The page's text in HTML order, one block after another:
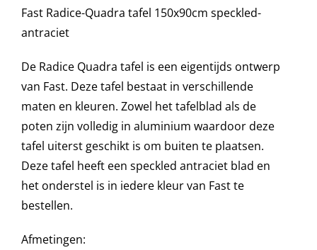
Onderhoud
Accessoires en Kado
Onze merken
Fast Radice-Quadra tafel 150x90cm speckled-
antraciet
De Radice Quadra tafel is een eigentijds ontwerp
van Fast. Deze tafel bestaat in verschillende
maten en kleuren. Zowel het tafelblad als de
poten zijn volledig in aluminium waardoor deze
tafel uiterst geschikt is om buiten te plaatsen.
Deze tafel heeft een speckled antraciet blad en
het onderstel is in iedere kleur van Fast te
bestellen.
Afmetingen: